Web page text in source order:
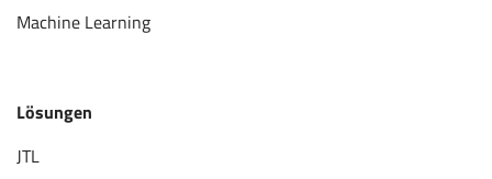
Machine Learning
Lösungen
JTL